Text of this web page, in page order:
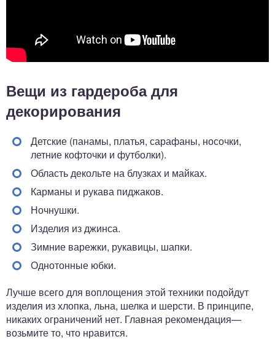
Вещи из гардероба для
декорирования
Детские (панамы, платья, сарафаны, носочки,
летние кофточки и футболки).
Область декольте на блузках и майках.
Карманы и рукава пиджаков.
Ночнушки.
Изделия из джинса.
Зимние варежки, рукавицы, шапки.
Однотонные юбки.
Лучше всего для воплощения этой техники подойдут
изделия из хлопка, льна, шелка и шерсти. В принципе,
никаких ограничений нет. Главная рекомендация—
возьмите то, что нравится.